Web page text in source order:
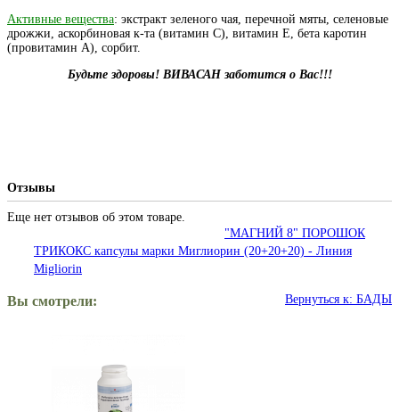
Активные вещества: экстракт зеленого чая, перечной мяты, селеновые
дрожжи, аскорбиновая к-та (витамин С), витамин Е, бета каротин
(провитамин А), сорбит.
Будьте здоровы! ВИВАСАН заботится о Вас!!!
Отзывы
Еще нет отзывов об этом товаре.
"МАГНИЙ 8" ПОРОШОК
ТРИКОКС капсулы марки Миглиорин (20+20+20) - Линия
Migliorin
Вернуться к: БАДЫ
Вы смотрели: